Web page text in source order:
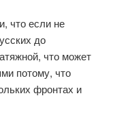
что если не
до
что может
потому, что
фронтах и